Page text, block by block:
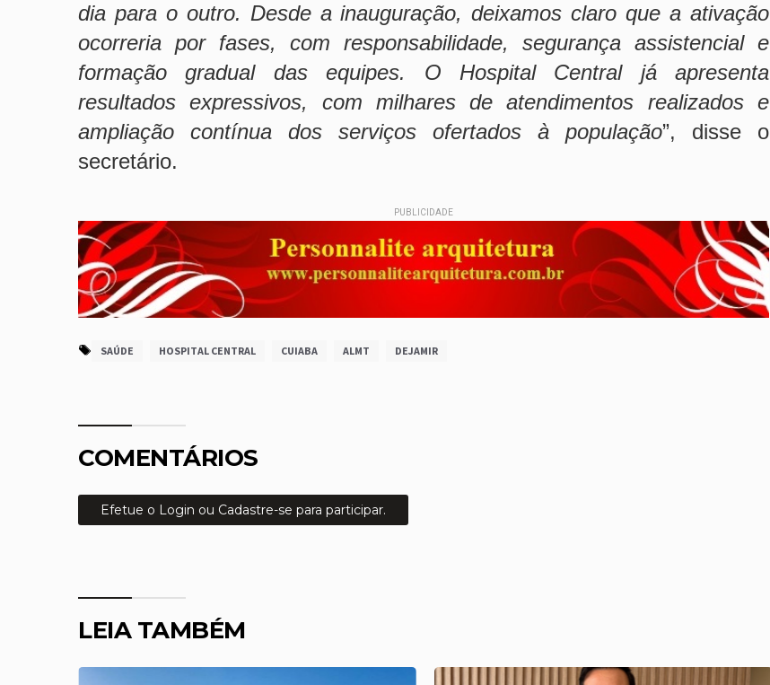
dia para o outro. Desde a inauguração, deixamos claro que a ativação
ocorreria por fases, com responsabilidade, segurança assistencial e
formação gradual das equipes. O Hospital Central já apresenta
resultados expressivos, com milhares de atendimentos realizados e
ampliação contínua dos serviços ofertados à população”, disse o
secretário.
PUBLICIDADE
SAÚDE HOSPITAL CENTRAL CUIABA ALMT DEJAMIR
COMENTÁRIOS
Efetue o Login ou Cadastre-se para participar.
LEIA TAMBÉM